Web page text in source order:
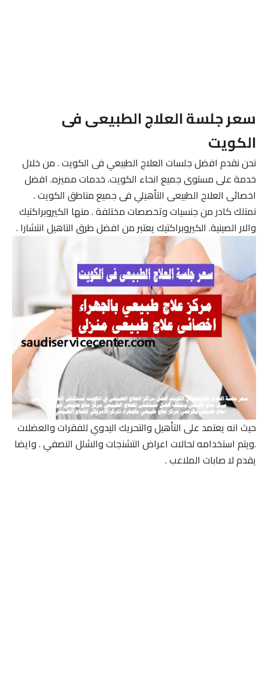
سعر جلسة العلاج الطبيعى فى
الكويت
نحن نقدم افضل جلسات العلاج الطبيعي فى الكويت . من خلال
خدمة على مستوى جميع انحاء الكويت. خدمات مميزه. افضل
اخصائى العلاج الطبيعى التأهيلي فى جميع مناطق الكويت .
نمتلك كادر من جنسيات وتخصصات مختلفة . منها الكيروبراكتيك
والار الصينية. الكيروبراكتيك يعتبر من افضل طرق التاهيل انتشارا .
حيث انه يعتمد على التأهيل والتحريك اليدوي للفقرات والعضلات
.ويتم استخدامه لحالات اعراض التشنجات والشلل النصفي . وايضا
يقدم لا صابات الملاعب .